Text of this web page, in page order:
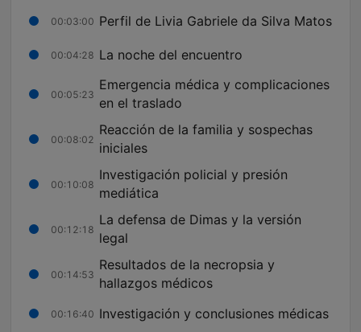
00:03:00 Perfil de Livia Gabriele da Silva Matos
00:04:28 La noche del encuentro
00:05:23
Emergencia médica y complicaciones
en el traslado
00:08:02
Reacción de la familia y sospechas
iniciales
00:10:08
Investigación policial y presión
mediática
00:12:18
La defensa de Dimas y la versión
legal
00:14:53
Resultados de la necropsia y
hallazgos médicos
00:16:40 Investigación y conclusiones médicas